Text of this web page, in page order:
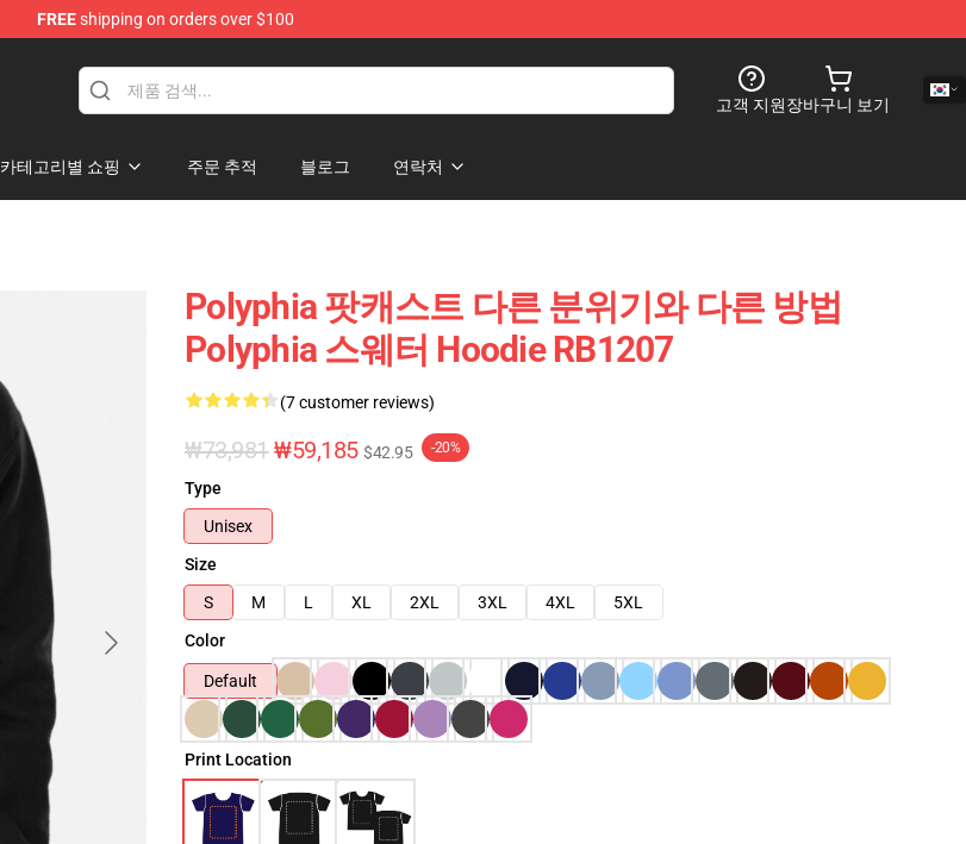
FREEshipping on orders over $100
고객 지원장바구니 보기
카테고리별 쇼핑 주문 추적 블로그 연락처
Polyphia 팟캐스트 다른 분위기와 다른 방법
Polyphia 스웨터 Hoodie RB1207
(7 customer reviews)
₩73,981 ₩59,185 $42.95 -20%
Type
Unisex
Size
S
M L XL 2XL 3XL 4XL
5XL
Color
Default
Print Location